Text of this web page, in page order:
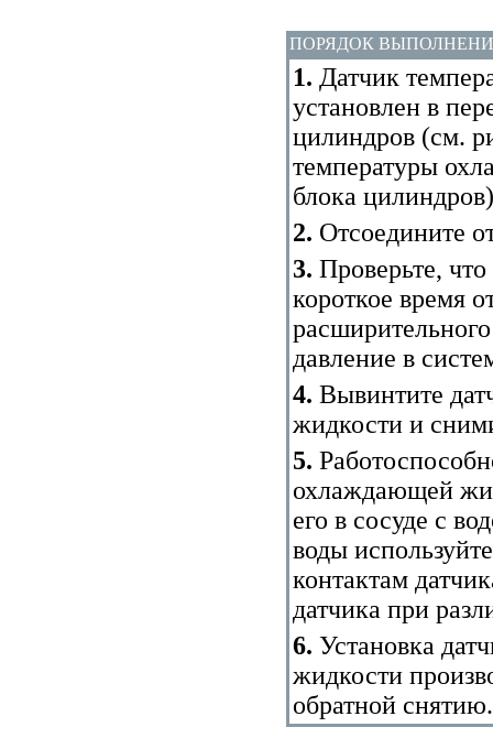
ПОРЯДОК
1. Датчик
установлен в
цилиндров (см.
температуры
блока цилиндров
2. Отсоедините
3. Проверьте,
короткое время
давление в
4. Вывинтите
жидкости и
5.
охлаждающей
его в сосуде с
воды
контактам
датчика при
6. Установка
жидкости
обратной снятию.